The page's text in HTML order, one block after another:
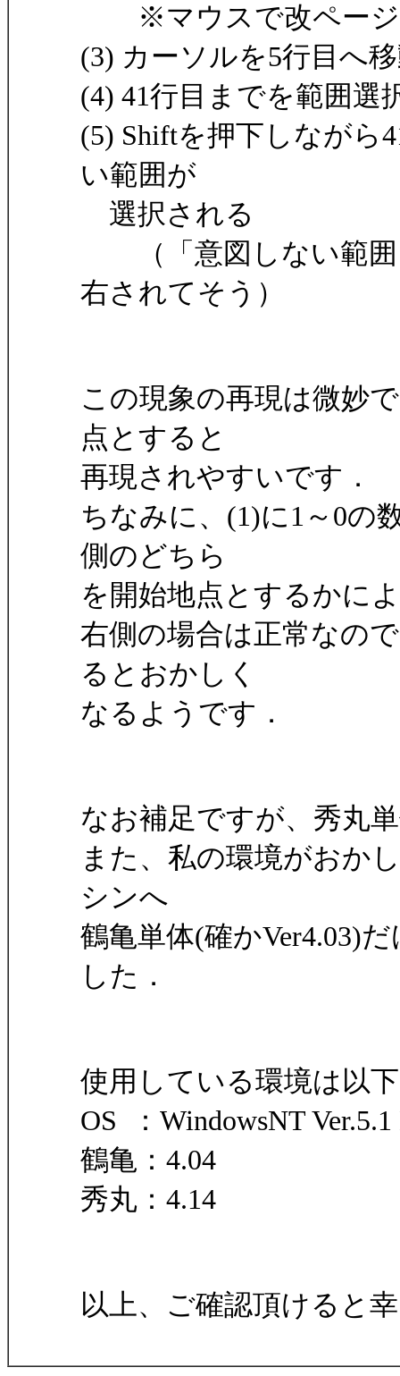
※マウスで改ページ
(3) カーソルを5行目へ
(4) 41行目までを範囲選
(5) Shiftを押下しながら
い範囲が
選択される
（「意図しない範囲
右されてそう）
この現象の再現は微妙
点とすると
再現されやすいです．
ちなみに、(1)に1～0の
側のどちら
を開始地点とするかに
右側の場合は正常なの
るとおかしく
なるようです．
なお補足ですが、秀丸
また、私の環境がおか
シンへ
鶴亀単体(確かVer4.03)
した．
使用している環境は以
OS ：WindowsNT
鶴亀：4.04
秀丸：4.14
以上、ご確認頂けると